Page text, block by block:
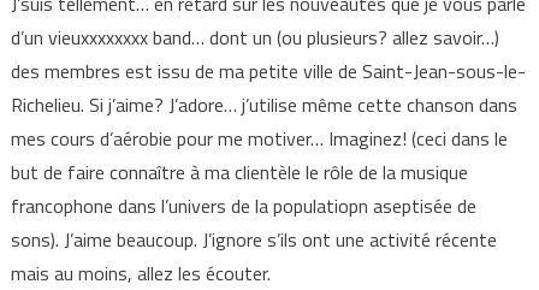
d’un vieuxxxxxxxx band… dont un (ou plusieurs? allez savoir…)
des membres est issu de ma petite ville de Saint-Jean-sous-le-
Richelieu. Si j’aime? J’adore… j’utilise même cette chanson dans
mes cours d’aérobie pour me motiver… Imaginez! (ceci dans le
but de faire connaître à ma clientèle le rôle de la musique
francophone dans l’univers de la populatiopn aseptisée de
sons). J’aime beaucoup. J’ignore s’ils ont une activité récente
mais au moins, allez les écouter.